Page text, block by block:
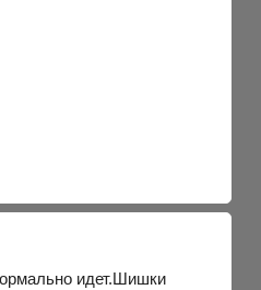
идет.Шишки